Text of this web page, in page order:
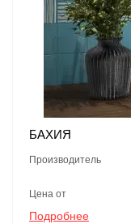
БАХИЯ
Производитель
Цена от
Подробнее